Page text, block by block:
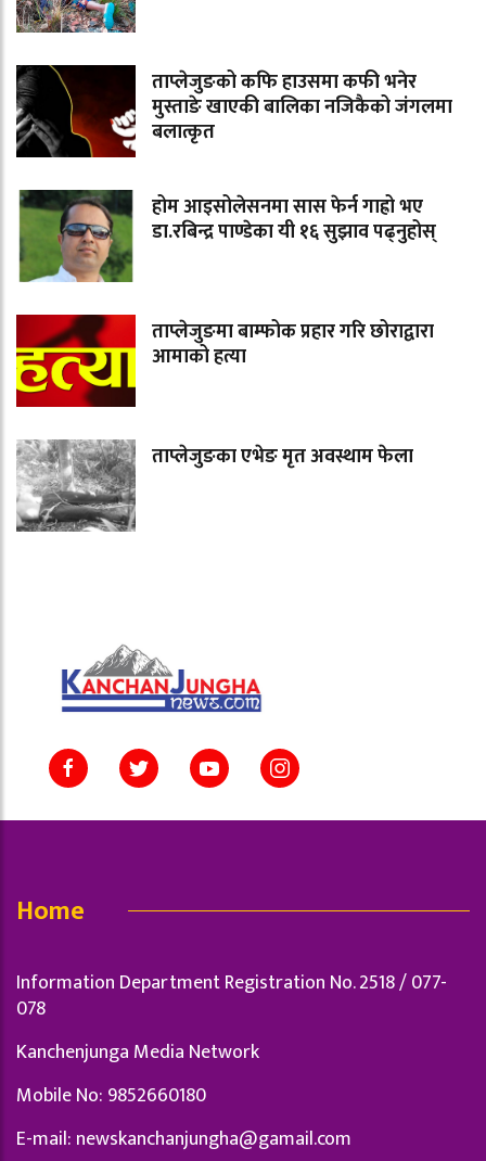
ताप्लेजुङको कफि हाउसमा कफी भनेर
मुस्ताङे खाएकी बालिका नजिकैको जंगलमा
बलात्कृत
होम आइसोलेसनमा सास फेर्न गाह्रो भए
डा.रबिन्द्र पाण्डेका यी १६ सुझाव पढ्नुहोस्
ताप्लेजुङमा बाम्फोक प्रहार गरि छोराद्वारा
आमाको हत्या
ताप्लेजुङका एभेङ मृत अवस्थाम फेला
Home
Information Department Registration No. 2518 / 077-
078
Kanchenjunga Media Network
Mobile No: 9852660180
E-mail: newskanchanjungha@gamail.com